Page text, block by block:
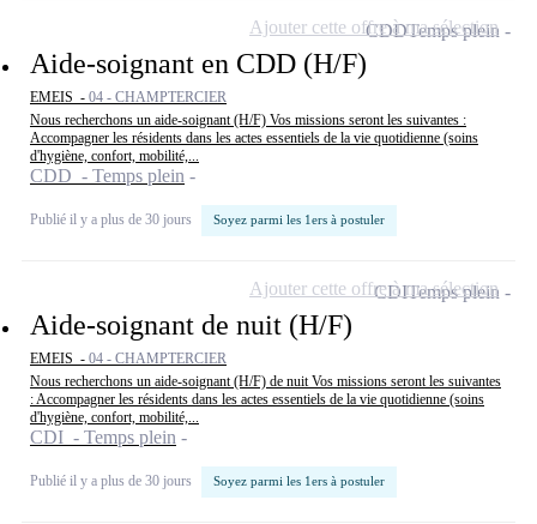
Aide-soignant en CDD (H/F)
EMEIS - 04 - CHAMPTERCIER
Nous recherchons un aide-soignant (H/F) Vos missions seront les suivantes :
Accompagner les résidents dans les actes essentiels de la vie quotidienne (soins
d'hygiène, confort, mobilité,...
CDD - Temps plein
Publié il y a plus de 30 jours Soyez parmi les 1ers à postuler
CDDTemps plein
Ajouter cette offre à ma sélection
Aide-soignant de nuit (H/F)
EMEIS - 04 - CHAMPTERCIER
Nous recherchons un aide-soignant (H/F) de nuit Vos missions seront les suivantes
: Accompagner les résidents dans les actes essentiels de la vie quotidienne (soins
d'hygiène, confort, mobilité,...
CDI - Temps plein
Publié il y a plus de 30 jours Soyez parmi les 1ers à postuler
CDITemps plein
Ajouter cette offre à ma sélection